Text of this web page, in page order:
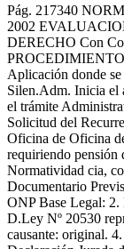
Pág. 217340
2002
DERECHO Con
Aplicación donde
Silen.Adm. Inicia el
el trámite
Solicitud del
Oficina de Oficina
requiriendo pensión
Normatividad cia,
Documentario
ONP Base Legal:
D.Ley Nº 20530
causante: original.